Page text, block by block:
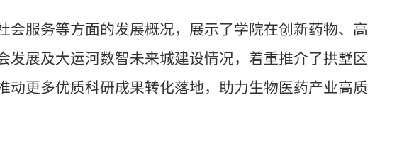
服务等方面的发展概况，展示了学院在创新药物、高
展及大运河数智未来城建设情况，着重推介了拱墅区
更多优质科研成果转化落地，助力生物医药产业高质